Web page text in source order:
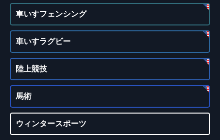
車いすフェンシング
車いすラグビー
陸上競技
馬術
ウィンタースポーツ